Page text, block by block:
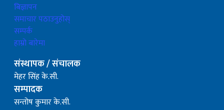
बिज्ञापन
समाचार पठाउनुहोस्
सम्पर्क
हाम्रो बारेमा
संस्थापक / संचालक
मेहर सिंह के.सी.
सम्पादक
सन्तोष कुमार के.सी.